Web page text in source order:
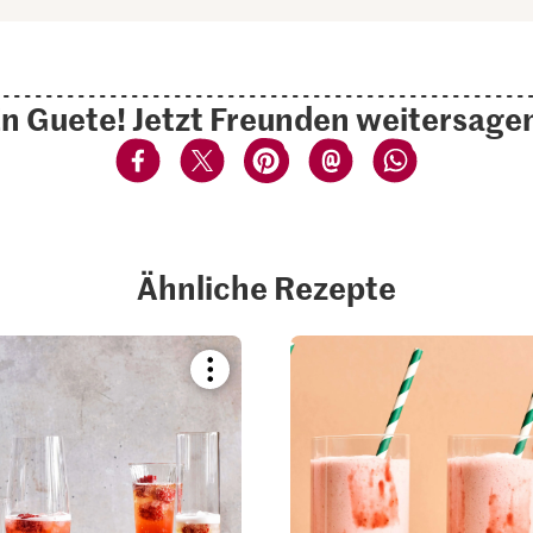
Guete! Jetzt Freunden
Ähnliche Rezepte
Bookmark
recipe
add
your
collections.